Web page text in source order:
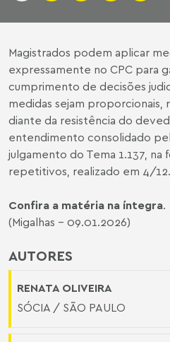
AUTORES
RENATA OLIVEIRA
SÓCIA / SÃO PAULO
Magistrados podem aplicar
expressamente no CPC para
cumprimento de decisões
medidas sejam proporcionais,
diante da resistência do
entendimento consolidado
julgamento do Tema 1.137, na
repetitivos, realizado em 4/12.
Confira a matéria na íntegra.
(Migalhas - 09.01.2026)